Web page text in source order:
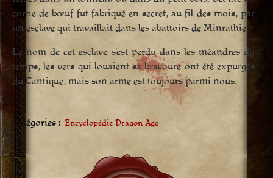
corne de bœuf fut fabriqué en secret, au fil des mois, par
un esclave qui travaillait dans les abattoirs de Minrathie.
Le nom de cet esclave s’est perdu dans les méandres du
temps, les vers qui louaient sa bravoure ont été expurgés
du Cantique, mais son arme est toujours parmi nous.
Catégories : Encyclopédie Dragon Age